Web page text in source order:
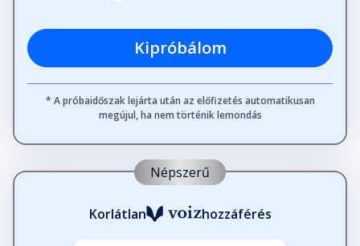
Fejezet hossza: 00:09:19
30. Titel
Fejezet hossza: 00:17:53
Kipróbálom
* A próbaidőszak lejárta után az előfizetés automatikusan
megújul, ha nem történik lemondás
Népszerű
Korlátlan hozzáférés